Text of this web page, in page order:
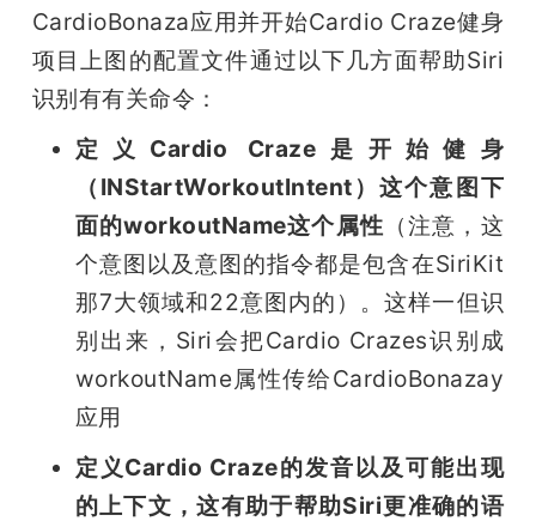
CardioBonaza应用并开始Cardio Craze健身
项目上图的配置文件通过以下几方面帮助Siri
识别有有关命令：
定义Cardio Craze是开始健身
（ INStartWorkoutIntent ）这个意图下
面的workoutName这个属性 （注意，这
个意图以及意图的指令都是包含在SiriKit
那7大领域和22意图内的）。这样一但识
别出来，Siri会把Cardio Crazes识别成
workoutName属性传给CardioBonazay
应用
定义Cardio Craze的发音以及可能出现
的上下文，这有助于帮助Siri更准确的语